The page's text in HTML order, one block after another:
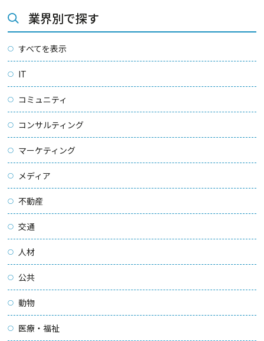
業界別で探す
すべてを表示
IT
コミュニティ
コンサルティング
マーケティング
メディア
不動産
交通
人材
公共
動物
医療・福祉